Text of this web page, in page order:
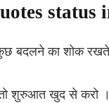
status
बदलने का शोक रखते
शुरुआत खुद से करो